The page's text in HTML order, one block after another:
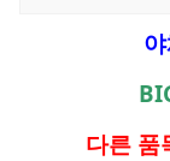
다른 품